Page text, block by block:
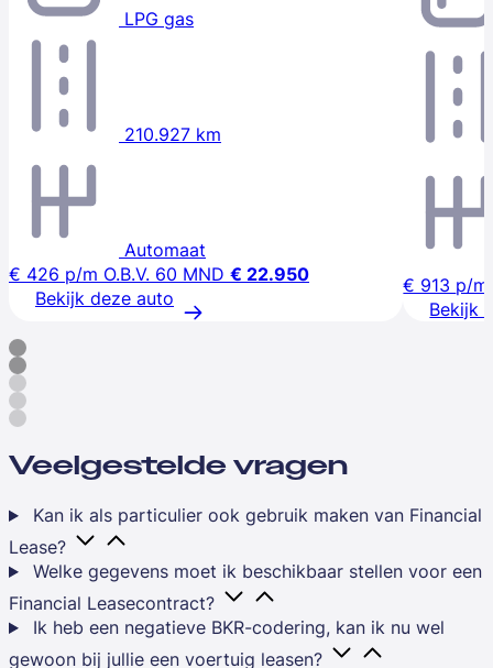
LPG gas
210.927 km
Automaat
€ 426 p/m O.B.V. 60 MND € 22.950
Bekijk deze auto
€ 913 p/m
Bekijk
Veelgestelde vragen
Kan ik als particulier ook gebruik maken van Financial
Lease?
Welke gegevens moet ik beschikbaar stellen voor een
Financial Leasecontract?
Ik heb een negatieve BKR-codering, kan ik nu wel
gewoon bij jullie een voertuig leasen?